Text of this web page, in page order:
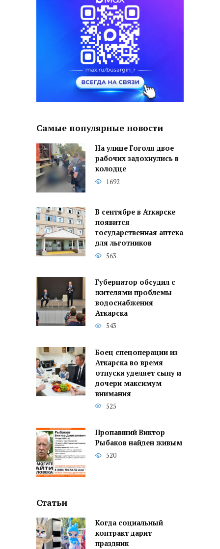
Самые популярные новости
На улице Гоголя двое
рабочих задохнулись в
колодце
1692
В сентябре в Аткарске
появится
государственная аптека
для льготников
563
Губернатор обсудил с
жителями проблемы
водоснабжения
Аткарска
543
Боец спецоперации из
Аткарска во время
отпуска уделяет сыну и
дочери максимум
внимания
525
Пропавший Виктор
Рыбаков найден живым
520
Статьи
Когда социальный
контракт дарит
праздник